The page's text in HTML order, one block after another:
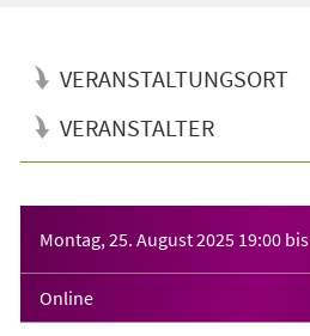
VERANSTALTUNGSORT
VERANSTALTER
Montag, 25. August 2025 19:00 bis
Online